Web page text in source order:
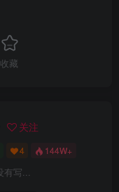
收藏
关注
4 144W+
有写...